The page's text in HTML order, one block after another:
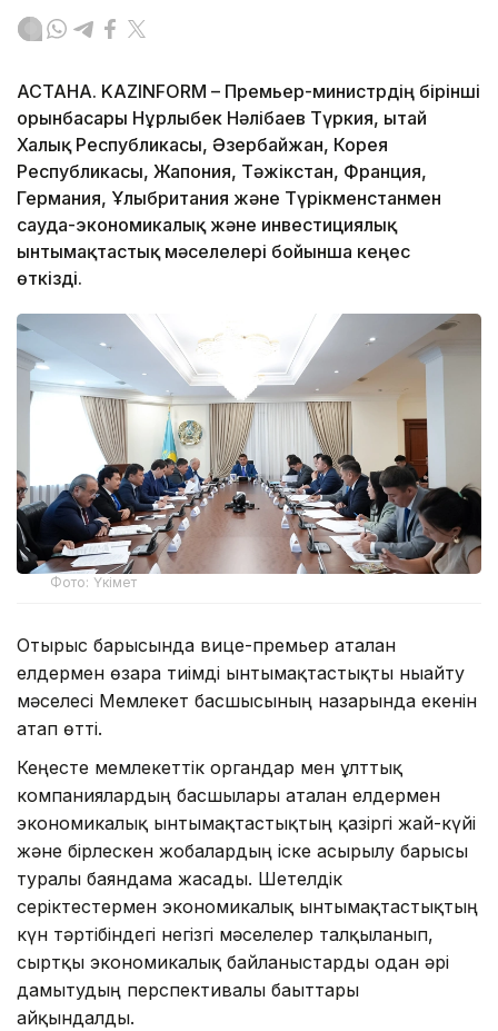
АСТАНА. KAZINFORM – Премьер-министрдің бірінші
орынбасары Нұрлыбек Нәлібаев Түркия, Қытай
Халық Республикасы, Әзербайжан, Корея
Республикасы, Жапония, Тәжікстан, Франция,
Германия, Ұлыбритания және Түрікменстанмен
сауда-экономикалық және инвестициялық
ынтымақтастық мәселелері бойынша кеңес
өткізді.
Фото: Үкімет
Отырыс барысында вице-премьер аталған
елдермен өзара тиімді ынтымақтастықты нығайту
мәселесі Мемлекет басшысының назарында екенін
атап өтті.
Кеңесте мемлекеттік органдар мен ұлттық
компаниялардың басшылары аталған елдермен
экономикалық ынтымақтастықтың қазіргі жай-күйі
және бірлескен жобалардың іске асырылу барысы
туралы баяндама жасады. Шетелдік
серіктестермен экономикалық ынтымақтастықтың
күн тәртібіндегі негізгі мәселелер талқыланып,
сыртқы экономикалық байланыстарды одан әрі
дамытудың перспективалы бағыттары
айқындалды.